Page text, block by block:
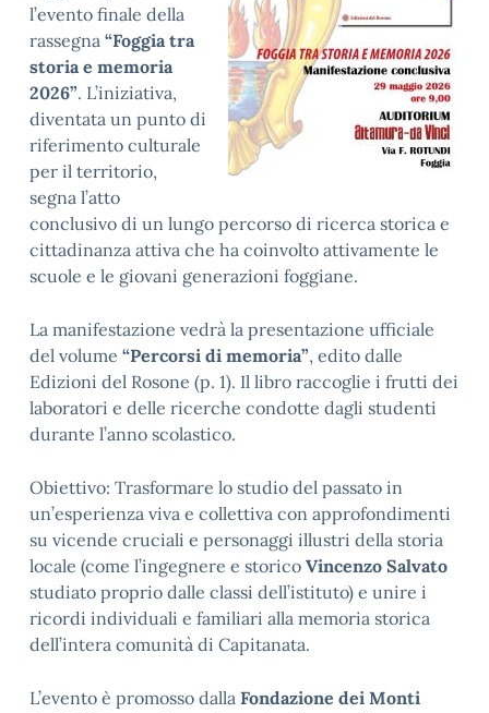
l’evento finale della
rassegna “Foggia tra
storia e memoria
2026”. L’iniziativa,
diventata un punto di
riferimento culturale
per il territorio,
segna l’atto
conclusivo di un lungo percorso di ricerca storica e
cittadinanza attiva che ha coinvolto attivamente le
scuole e le giovani generazioni foggiane.
La manifestazione vedrà la presentazione ufficiale
del volume “Percorsi di memoria”, edito dalle
Edizioni del Rosone (p. 1). Il libro raccoglie i frutti dei
laboratori e delle ricerche condotte dagli studenti
durante l’anno scolastico.
Obiettivo: Trasformare lo studio del passato in
un’esperienza viva e collettiva con approfondimenti
su vicende cruciali e personaggi illustri della storia
locale (come l’ingegnere e storico Vincenzo Salvato
studiato proprio dalle classi dell’istituto) e unire i
ricordi individuali e familiari alla memoria storica
dell’intera comunità di Capitanata.
L’evento è promosso dalla Fondazione dei Monti